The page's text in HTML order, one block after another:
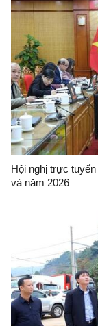
Hội nghị trực
và năm 2026